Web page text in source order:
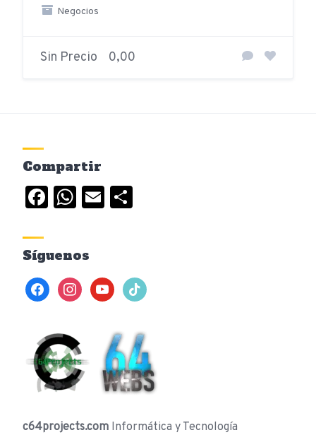
Negocios
Sin Precio 0,00
Compartir
Facebook
WhatsApp
Email
Síguenos
facebookinstagramyoutubetiktok
c64projects.com Informática y Tecnología